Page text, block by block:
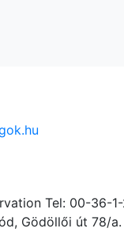
Tel: 00-36-
Gödöllői út 78/a.